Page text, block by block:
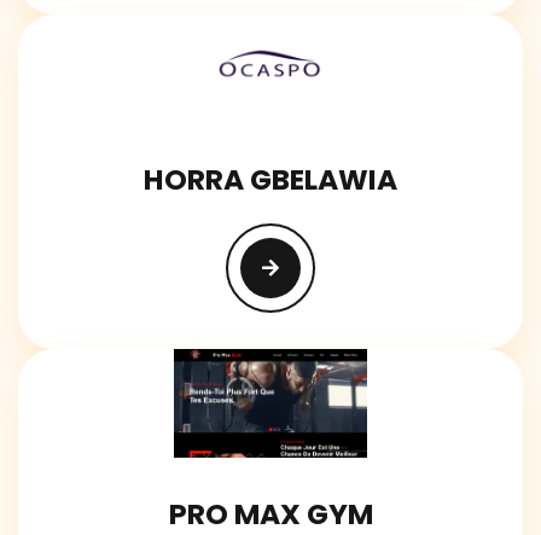
HORRA GBELAWIA
PRO MAX GYM